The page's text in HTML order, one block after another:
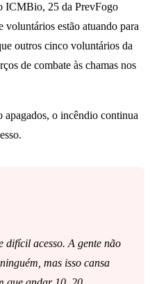
ICMBio, 25 da PrevFogo
estão atuando para
outros cinco voluntários da
de combate às chamas nos
apagados, o incêndio continua
difícil acesso. A gente não
mas isso cansa